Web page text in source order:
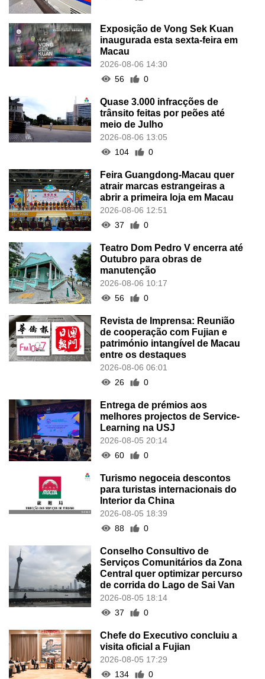
Exposição de Vong Sek Kuan
inaugurada esta sexta-feira em
Macau
2026-08-06 14:30
56
0
Quase 3.000 infracções de
trânsito feitas por peões até
meio de Julho
2026-08-06 13:05
104
0
Feira Guangdong-Macau quer
atrair marcas estrangeiras a
abrir a primeira loja em Macau
2026-08-06 12:51
37
0
Teatro Dom Pedro V encerra até
Outubro para obras de
manutenção
2026-08-06 10:17
56
0
Revista de Imprensa: Reunião
de cooperação com Fujian e
património intangível de Macau
entre os destaques
2026-08-06 06:01
26
0
Entrega de prémios aos
melhores projectos de Service-
Learning na USJ
2026-08-05 20:14
60
0
Turismo negoceia descontos
para turistas internacionais do
Interior da China
2026-08-05 18:39
88
0
Conselho Consultivo de
Serviços Comunitários da Zona
Central quer optimizar percurso
de corrida do Lago de Sai Van
2026-08-05 18:14
37
0
Chefe do Executivo concluiu a
visita oficial a Fujian
2026-08-05 17:29
134
0